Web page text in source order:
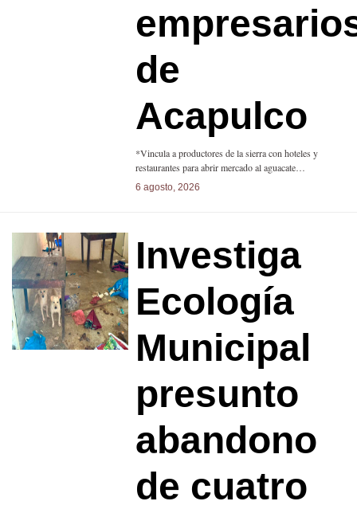
de
Acapulco
*Vincula a productores de la sierra con hoteles y
restaurantes para abrir mercado al aguacate…
6 agosto, 2026
Investiga
Ecología
Municipal
presunto
abandono
de cuatro